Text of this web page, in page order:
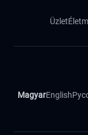
Üzlet
MagyarEnglish